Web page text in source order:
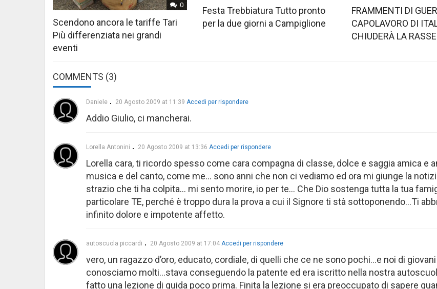
0
Scendono ancora le tariffe Tari
Più differenziata nei grandi
eventi
Festa Trebbiatura Tutto pronto
per la due giorni a Campiglione
FRAMMENTI DI
CAPOLAVORO DI
CHIUDERÀ LA
COMMENTS (3)
Daniele 20 Agosto 2009 at 11:39 Accedi per rispondere
Addio Giulio, ci mancherai.
Lorella Antonini 20 Agosto 2009 at 13:36 Accedi per rispondere
Lorella cara, ti ricordo spesso come cara compagna di classe, dolce e saggia amica e
musica e del canto, come me… sono anni che non ci vediamo ed ora mi giunge la
strazio che ti ha colpita… mi sento morire, io per te… Che Dio sostenga tutta la tua
particolare TE, perché è troppo dura la prova a cui il Signore ti stà sottoponendo…Ti
infinito dolore e impotente affetto.
autoscuola piccardi 20 Agosto 2009 at 17:04 Accedi per rispondere
vero, un ragazzo d’oro, educato, cordiale, di quelli che ce ne sono pochi…e noi di
conosciamo molti…stava conseguendo la patente ed era iscritto nella nostra
fatto una lezione di guida poco prima. Finita la lezione si era preoccupato di sapere